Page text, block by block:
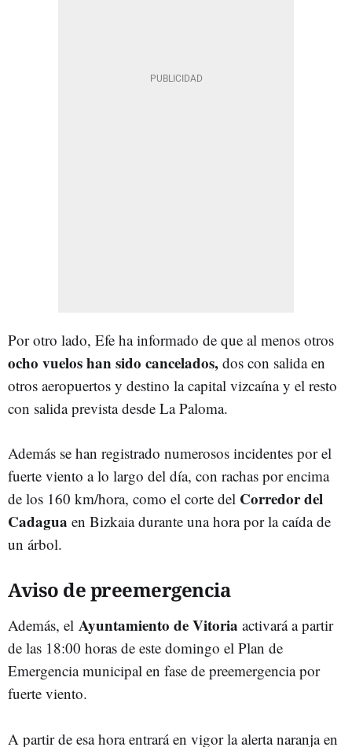
Por otro lado, Efe ha informado de que al menos otros
ocho vuelos han sido cancelados, dos con salida en
otros aeropuertos y destino la capital vizcaína y el resto
con salida prevista desde La Paloma.
Además se han registrado numerosos incidentes por el
fuerte viento a lo largo del día, con rachas por encima
de los 160 km/hora, como el corte del Corredor del
Cadagua en Bizkaia durante una hora por la caída de
un árbol.
Aviso de preemergencia
Además, el Ayuntamiento de Vitoria activará a partir
de las 18:00 horas de este domingo el Plan de
Emergencia municipal en fase de preemergencia por
fuerte viento.
A partir de esa hora entrará en vigor la alerta naranja en